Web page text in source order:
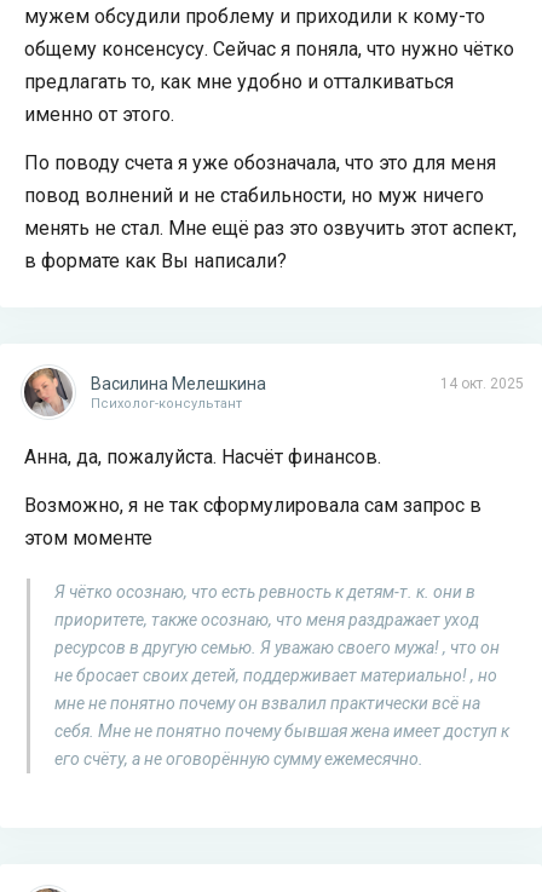
мужем обсудили проблему и приходили к кому-то
общему консенсусу. Сейчас я поняла, что нужно чётко
предлагать то, как мне удобно и отталкиваться
именно от этого.
По поводу счета я уже обозначала, что это для меня
повод волнений и не стабильности, но муж ничего
менять не стал. Мне ещё раз это озвучить этот аспект,
в формате как Вы написали?
14 окт. 2025
Василина Мелешкина
Психолог-консультант
Анна, да, пожалуйста. Насчёт финансов.
Возможно, я не так сформулировала сам запрос в
этом моменте
Я чётко осознаю, что есть ревность к детям-т. к. они в
приоритете, также осознаю, что меня раздражает уход
ресурсов в другую семью. Я уважаю своего мужа! , что он
не бросает своих детей, поддерживает материально! , но
мне не понятно почему он взвалил практически всё на
себя. Мне не понятно почему бывшая жена имеет доступ к
его счёту, а не оговорённую сумму ежемесячно.